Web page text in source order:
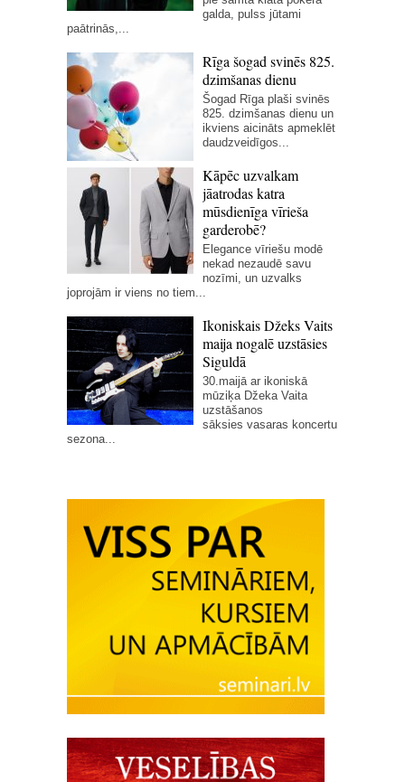
galda, pulss jūtami
paātrinās,...
Rīga šogad svinēs 825.
dzimšanas dienu
Šogad Rīga plaši svinēs
825. dzimšanas dienu un
ikviens aicināts apmeklēt
daudzveidīgos...
Kāpēc uzvalkam
jāatrodas katra
mūsdienīga vīrieša
garderobē?
Elegance vīriešu modē
nekad nezaudē savu
nozīmi, un uzvalks
joprojām ir viens no tiem...
Ikoniskais Džeks Vaits
maija nogalē uzstāsies
Siguldā
30.maijā ar ikoniskā
mūziķa Džeka Vaita
uzstāšanos
sāksies vasaras koncertu
sezona...